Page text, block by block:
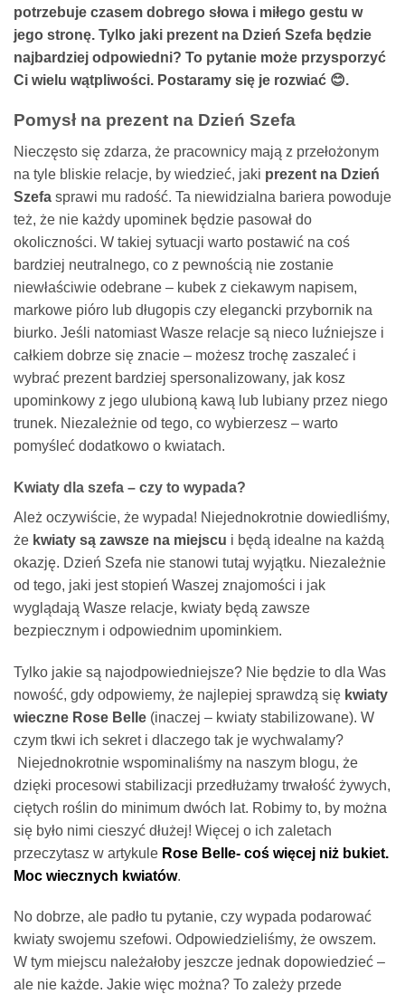
potrzebuje czasem dobrego słowa i miłego gestu w
jego stronę. Tylko jaki prezent na Dzień Szefa będzie
najbardziej odpowiedni? To pytanie może przysporzyć
Ci wielu wątpliwości. Postaramy się je rozwiać 😊.
Pomysł na prezent na Dzień Szefa
Nieczęsto się zdarza, że pracownicy mają z przełożonym
na tyle bliskie relacje, by wiedzieć, jaki prezent na Dzień
Szefa sprawi mu radość. Ta niewidzialna bariera powoduje
też, że nie każdy upominek będzie pasował do
okoliczności. W takiej sytuacji warto postawić na coś
bardziej neutralnego, co z pewnością nie zostanie
niewłaściwie odebrane – kubek z ciekawym napisem,
markowe pióro lub długopis czy elegancki przybornik na
biurko. Jeśli natomiast Wasze relacje są nieco luźniejsze i
całkiem dobrze się znacie – możesz trochę zaszaleć i
wybrać prezent bardziej spersonalizowany, jak kosz
upominkowy z jego ulubioną kawą lub lubiany przez niego
trunek. Niezależnie od tego, co wybierzesz – warto
pomyśleć dodatkowo o kwiatach.
Kwiaty dla szefa – czy to wypada?
Ależ oczywiście, że wypada! Niejednokrotnie dowiedliśmy,
że kwiaty są zawsze na miejscu i będą idealne na każdą
okazję. Dzień Szefa nie stanowi tutaj wyjątku. Niezależnie
od tego, jaki jest stopień Waszej znajomości i jak
wyglądają Wasze relacje, kwiaty będą zawsze
bezpiecznym i odpowiednim upominkiem.
Tylko jakie są najodpowiedniejsze? Nie będzie to dla Was
nowość, gdy odpowiemy, że najlepiej sprawdzą się kwiaty
wieczne Rose Belle (inaczej – kwiaty stabilizowane). W
czym tkwi ich sekret i dlaczego tak je wychwalamy?
Niejednokrotnie wspominaliśmy na naszym blogu, że
dzięki procesowi stabilizacji przedłużamy trwałość żywych,
ciętych roślin do minimum dwóch lat. Robimy to, by można
się było nimi cieszyć dłużej! Więcej o ich zaletach
przeczytasz w artykule Rose Belle- coś więcej niż bukiet.
Moc wiecznych kwiatów.
No dobrze, ale padło tu pytanie, czy wypada podarować
kwiaty swojemu szefowi. Odpowiedzieliśmy, że owszem.
W tym miejscu należałoby jeszcze jednak dopowiedzieć –
ale nie każde. Jakie więc można? To zależy przede